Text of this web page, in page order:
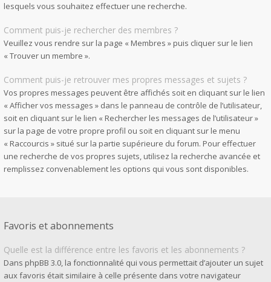
lesquels vous souhaitez effectuer une recherche.
Comment puis-je rechercher des membres ?
Veuillez vous rendre sur la page « Membres » puis cliquer sur le lien
« Trouver un membre ».
Comment puis-je retrouver mes propres messages et sujets ?
Vos propres messages peuvent être affichés soit en cliquant sur le lien
« Afficher vos messages » dans le panneau de contrôle de l’utilisateur,
soit en cliquant sur le lien « Rechercher les messages de l’utilisateur »
sur la page de votre propre profil ou soit en cliquant sur le menu
« Raccourcis » situé sur la partie supérieure du forum. Pour effectuer
une recherche de vos propres sujets, utilisez la recherche avancée et
remplissez convenablement les options qui vous sont disponibles.
Favoris et abonnements
Quelle est la différence entre les favoris et les abonnements ?
Dans phpBB 3.0, la fonctionnalité qui vous permettait d’ajouter un sujet
aux favoris était similaire à celle présente dans votre navigateur